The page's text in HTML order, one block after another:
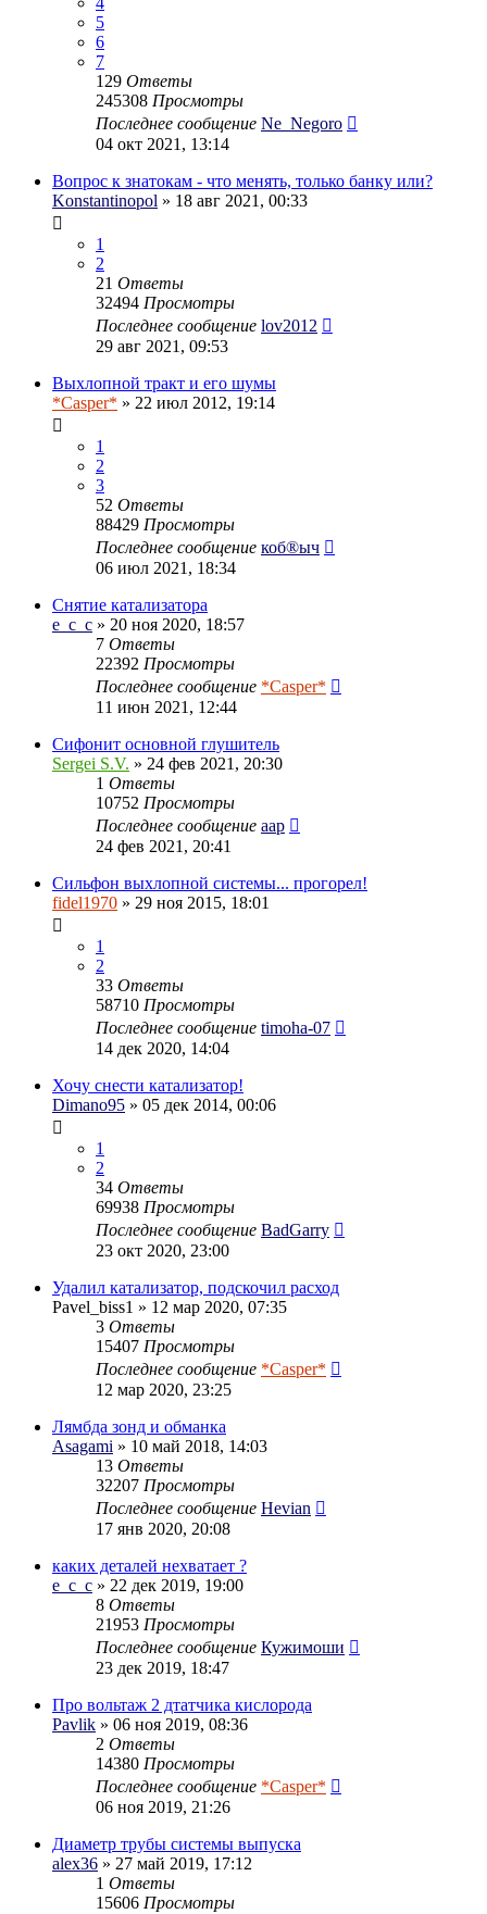
5
6
7
129 Ответы
245308 Просмотры
Последнее сообщение Ne_Negoro
04 окт 2021, 13:14
Вопрос к знатокам - что менять, только банку или?
Konstantinopol » 18 авг 2021, 00:33
1
2
21 Ответы
32494 Просмотры
Последнее сообщение lov2012
29 авг 2021, 09:53
Выхлопной тракт и его шумы
*Casper* » 22 июл 2012, 19:14
1
2
3
52 Ответы
88429 Просмотры
Последнее сообщение коб®ыч
06 июл 2021, 18:34
Снятие катализатора
e_c_c » 20 ноя 2020, 18:57
7 Ответы
22392 Просмотры
Последнее сообщение *Casper*
11 июн 2021, 12:44
Сифонит основной глушитель
Sergei S.V. » 24 фев 2021, 20:30
1 Ответы
10752 Просмотры
Последнее сообщение aap
24 фев 2021, 20:41
Сильфон выхлопной системы... прогорел!
fidel1970 » 29 ноя 2015, 18:01
1
2
33 Ответы
58710 Просмотры
Последнее сообщение timoha-07
14 дек 2020, 14:04
Хочу снести катализатор!
Dimano95 » 05 дек 2014, 00:06
1
2
34 Ответы
69938 Просмотры
Последнее сообщение BadGarry
23 окт 2020, 23:00
Удалил катaлизатор, подскочил расход
Pavel_biss1 » 12 мар 2020, 07:35
3 Ответы
15407 Просмотры
Последнее сообщение *Casper*
12 мар 2020, 23:25
Лямбда зонд и обманка
Asagami » 10 май 2018, 14:03
13 Ответы
32207 Просмотры
Последнее сообщение Hevian
17 янв 2020, 20:08
каких деталей нехватает ?
e_c_c » 22 дек 2019, 19:00
8 Ответы
21953 Просмотры
Последнее сообщение Кужимоши
23 дек 2019, 18:47
Про вольтаж 2 дтатчика кислорода
Pavlik » 06 ноя 2019, 08:36
2 Ответы
14380 Просмотры
Последнее сообщение *Casper*
06 ноя 2019, 21:26
Диаметр трубы системы выпуска
alex36 » 27 май 2019, 17:12
1 Ответы
15606 Просмотры